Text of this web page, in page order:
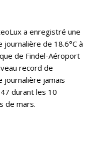
a enregistré une
de 18.6°C à
de Findel-Aéroport
record de
journalière jamais
durant les 10
de mars.